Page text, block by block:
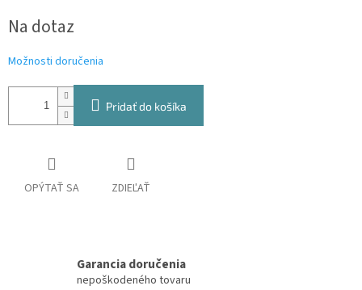
cena:
Na dotaz
Možnosti doručenia
Pridať do košíka
OPÝTAŤ SA ZDIEĽAŤ
Garancia doručenia
nepoškodeného tovaru